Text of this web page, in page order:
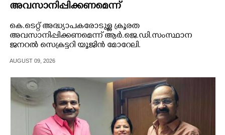
അവസാനിപ്പിക്കണമെന്ന്
കെ.ടെറ്റ് അദ്ധ്യാപകരോടുള്ള ക്രൂരത
അവസാനിപ്പിക്കണമെന്ന് ആർ.ജെ.ഡി.സംസ്ഥാന
ജനറൽ സെക്രട്ടറി യൂജിൻ മോറേലി.
AUGUST 09, 2026